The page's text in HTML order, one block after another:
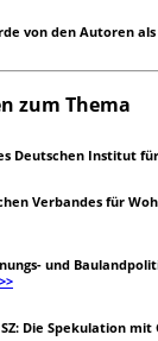
von den Autoren
zum Thema
Deutschen Institut
Verbandes für
und
Die Spekulation